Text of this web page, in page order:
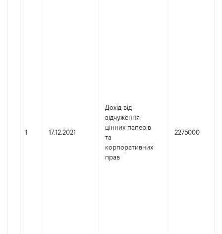
1 17.12.2021
Дохід від
відчуження
цінних паперів
та
корпоративних
прав
2275000